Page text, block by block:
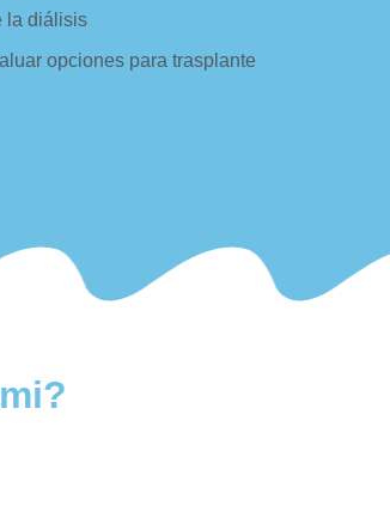
la diálisis
opciones para trasplante